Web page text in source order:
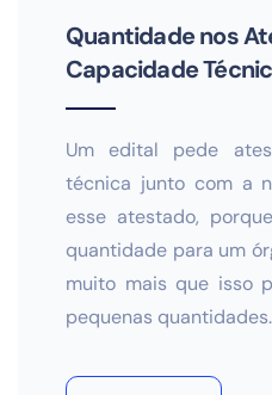
Quantidade nos
Capacidade
Um edital pede
técnica junto com a
esse atestado,
quantidade para um
muito mais que isso
pequenas